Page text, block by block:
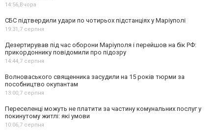
14:56,Вчора
СБС підтвердили удари по чотирьох підстанціях у Маріуполі
19:31,7 серпня
Дезертирував під час оборони Маріуполя і перейшов на бік РФ:
прикордоннику повідомили про підозру
14:44,7 серпня
Волноваського священника засудили на 15 років тюрми за
пособництво окупантам
13:00,7 серпня
Переселенці можуть не платити за частину комунальних послуг у
покинутому житлі: які умови
10:06,7 серпня